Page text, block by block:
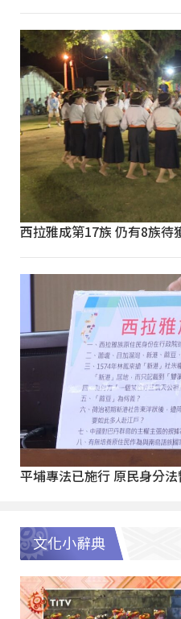
西拉雅成第17族 仍有8族待
平埔專法已施行 原民身分
文化小辭典